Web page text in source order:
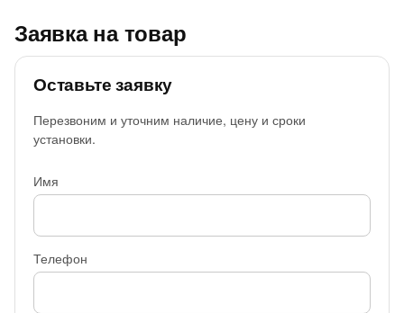
Заявка на товар
Оставьте заявку
Перезвоним и уточним наличие, цену и сроки
установки.
Имя
Телефон